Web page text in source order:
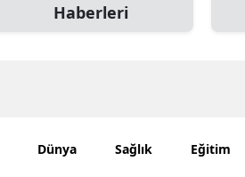
Haberleri
Dünya Sağlık Eğitim